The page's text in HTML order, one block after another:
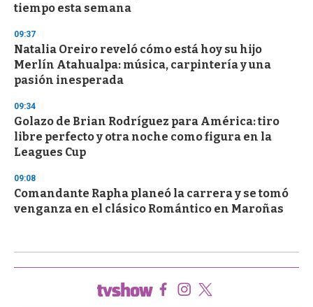
tiempo esta semana
09:37
Natalia Oreiro reveló cómo está hoy su hijo
Merlín Atahualpa: música, carpintería y una
pasión inesperada
09:34
Golazo de Brian Rodríguez para América: tiro
libre perfecto y otra noche como figura en la
Leagues Cup
09:08
Comandante Rapha planeó la carrera y se tomó
venganza en el clásico Romántico en Maroñas